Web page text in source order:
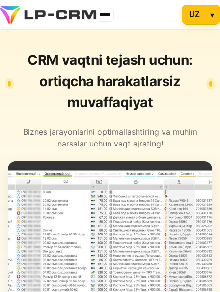
CRM vaqtni tejash uchun:
ortiqcha harakatlarsiz
muvaffaqiyat
Biznes jarayonlarini optimallashtiring va muhim
narsalar uchun vaqt ajrating!